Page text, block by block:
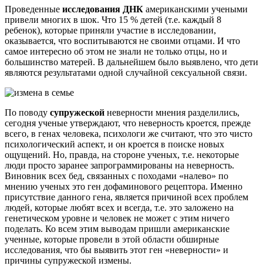
Проведенные исследования ДНК американскими учеными
привели многих в шок. Что 15 % детей (т.е. каждый 8
ребенок), которые приняли участие в исследовании,
оказывается, что воспитываются не своими отцами. И что
самое интересно об этом не знали не только отцы, но и
большинство матерей. В дальнейшем было выявлено, что дети
являются результатами одной случайной сексуальной связи.
По поводу супружеской неверности мнения разделились,
сегодня ученые утверждают, что неверность кроется, прежде
всего, в генах человека, психологи же считают, что это чисто
психологический аспект, и он кроется в поиске новых
ощущений. Но, правда, на стороне ученых, т.е. некоторые
люди просто заранее запрограммированы на неверность.
Виновник всех бед, связанных с походами «налево» по
мнению ученых это ген дофаминового рецептора. Именно
присутствие данного гена, является причиной всех проблем
людей, которые любят всех и всегда, т.е. это заложено на
генетическом уровне и человек не может с этим ничего
поделать. Ко всем этим выводам пришли американские
ученные, которые провели в этой области обширные
исследования, что бы выявить этот ген «неверности» и
причины супружеской измены.